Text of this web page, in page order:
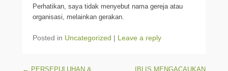
Perhatikan, saya tidak menyebut nama gereja atau
organisasi, melainkan gerakan.
Posted in Uncategorized | Leave a reply
Post navigation
← PERSEPULUHAN &
IBLIS MENGACAUKAN